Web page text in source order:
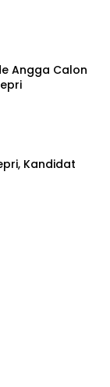
Angga Calon
Kandidat